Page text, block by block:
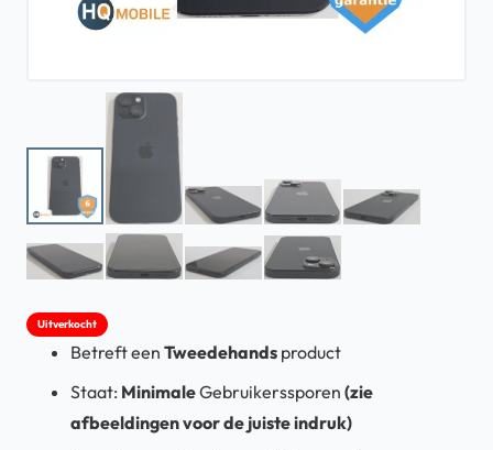
Uitverkocht
Betreft een Tweedehands product
Staat: MinimaleGebruikerssporen (zie
afbeeldingen voor de juiste indruk)